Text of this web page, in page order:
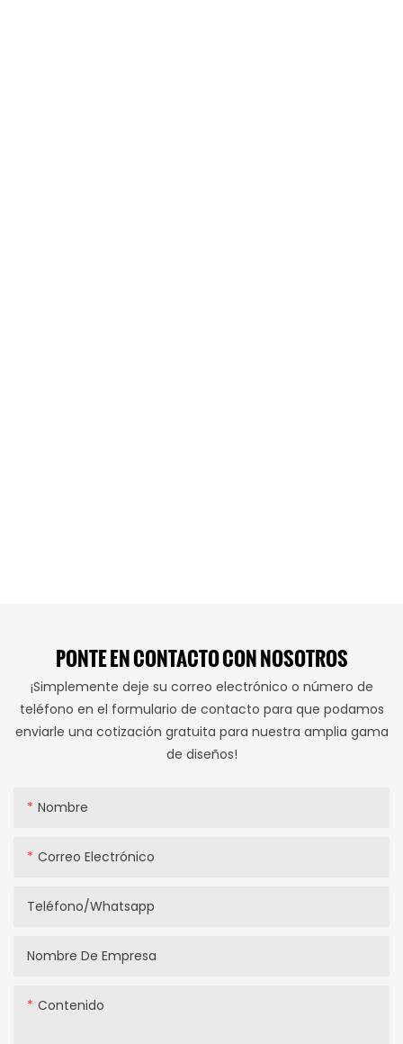
PONTE EN CONTACTO CON NOSOTROS
¡Simplemente deje su correo electrónico o número de
teléfono en el formulario de contacto para que podamos
enviarle una cotización gratuita para nuestra amplia gama
de diseños!
Nombre
Correo Electrónico
Teléfono/whatsapp
Nombre De Empresa
Contenido